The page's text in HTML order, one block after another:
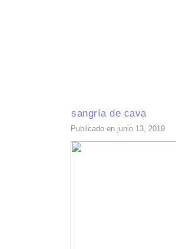
sangría de cava
Publicado en junio 13, 2019